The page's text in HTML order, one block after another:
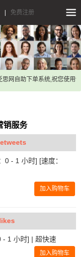
免费注册
网自助下单系统,祝您使用愉
销服务
- 1 小时] [速度：
加入购物车
- 1 小时] | 超快速
加入购物车